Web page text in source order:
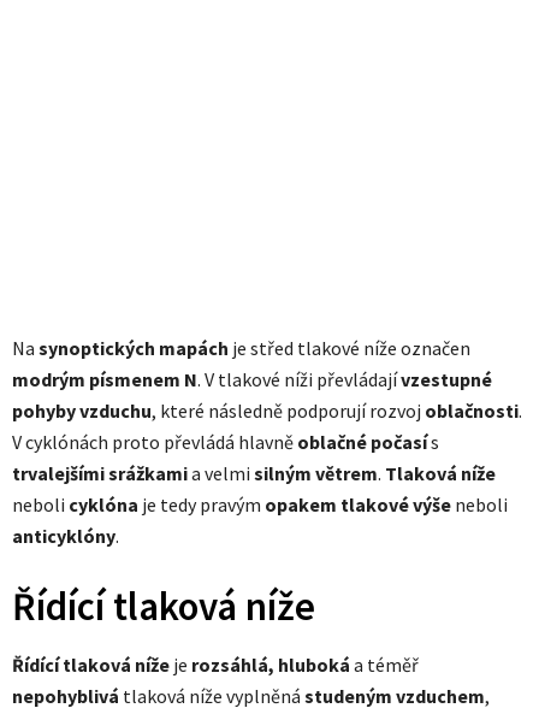
Na synoptických mapách je střed tlakové níže označen
modrým písmenem N. V tlakové níži převládajívzestupné
pohyby vzduchu, které následně podporují rozvoj oblačnosti.
V cyklónách proto převládá hlavně oblačné počasís
trvalejšímisrážkamia velmi silným větrem. Tlaková níže
neboli cyklóna je tedy pravým opakem tlakové výše neboli
anticyklóny.
Řídící tlaková níže
Řídící tlaková níže je rozsáhlá, hluboká a téměř
nepohyblivá tlaková níže vyplněná studeným vzduchem,